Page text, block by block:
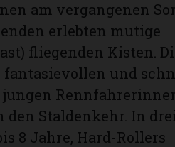
am vergangenen
erlebten mutige
fliegenden Kisten.
und
Staldenkehr. In drei
8 Jahre, Hard-Rollers